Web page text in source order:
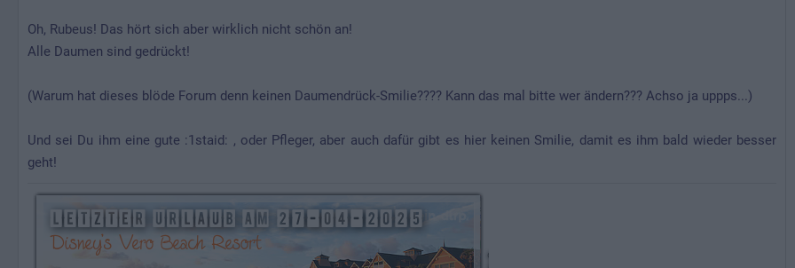
Oh, Rubeus! Das hört sich aber wirklich nicht schön an!
Alle Daumen sind gedrückt!
(Warum hat dieses blöde Forum denn keinen Daumendrück-Smilie???? Kann das mal bitte wer ändern??? Achso ja uppps...)
Und sei Du ihm eine gute :1staid: , oder Pfleger, aber auch dafür gibt es hier keinen Smilie, damit es ihm bald wieder besser
geht!